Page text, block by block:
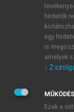
JELSZÓ ÚJRA
Kérek
Kérek
veszem és
hirdetők
egy
is
amelyek
↓ 2
Ezek a